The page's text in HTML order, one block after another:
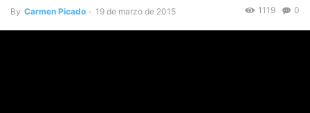
By Carmen Picado - 19 de marzo de 2015 0
1119